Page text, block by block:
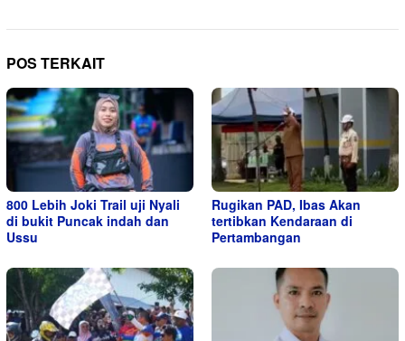
POS TERKAIT
800 Lebih Joki Trail uji Nyali
di bukit Puncak indah dan
Ussu
Rugikan PAD, Ibas Akan
tertibkan Kendaraan di
Pertambangan